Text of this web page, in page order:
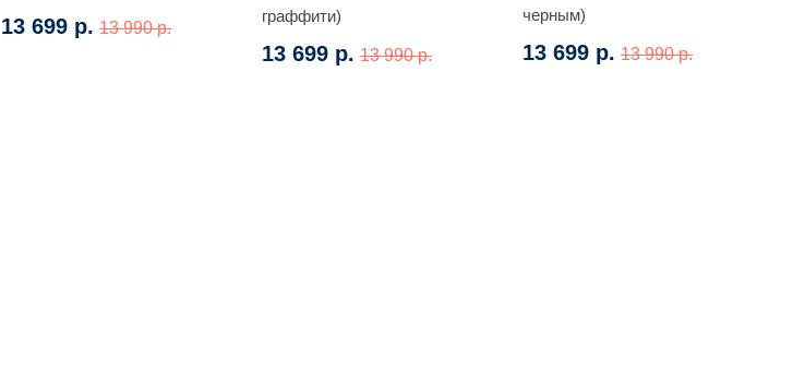
13 699 р. 13 990 р.
граффити)
13 699 р. 13 990 р.
черным)
13 699 р. 13 990 р.